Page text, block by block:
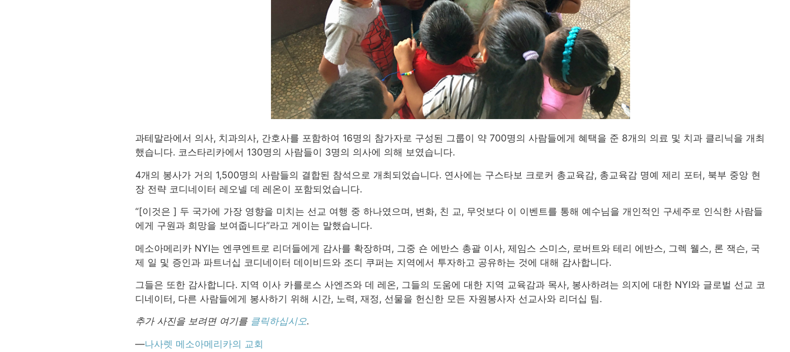
과테말라에서 의사, 치과의사, 간호사를 포함하여 16명의 참가자로 구성된 그룹이 약 700명의 사람들에게 혜택을 준 8개의 의료 및 치과 클리닉을 개최
했습니다. 코스타리카에서 130명의 사람들이 3명의 의사에 의해 보였습니다.
4개의 봉사가 거의 1,500명의 사람들의 결합된 참석으로 개최되었습니다. 연사에는 구스타보 크로커 총교육감, 총교육감 명예 제리 포터, 북부 중앙 현
장 전략 코디네이터 레오넬 데 레온이 포함되었습니다.
“[이것은 ] 두 국가에 가장 영향을 미치는 선교 여행 중 하나였으며, 변화, 친 교, 무엇보다 이 이벤트를 통해 예수님을 개인적인 구세주로 인식한 사람들
에게 구원과 희망을 보여줍니다”라고 게이는 말했습니다.
메소아메리카 NYI는 엔쿠엔트로 리더들에게 감사를 확장하며, 그중 숀 에반스 총괄 이사, 제임스 스미스, 로버트와 테리 에반스, 그렉 웰스, 론 잭슨, 국
제 일 및 증인과 파트너십 코디네이터 데이비드와 조디 쿠퍼는 지역에서 투자하고 공유하는 것에 대해 감사합니다.
그들은 또한 감사합니다. 지역 이사 카를로스 사엔즈와 데 레온, 그들의 도움에 대한 지역 교육감과 목사, 봉사하려는 의지에 대한 NYI와 글로벌 선교 코
디네이터, 다른 사람들에게 봉사하기 위해 시간, 노력, 재정, 선물을 헌신한 모든 자원봉사자 선교사와 리더십 팀.
추가 사진을 보려면 여기를 클릭하십시오.
—나사렛 메소아메리카의 교회